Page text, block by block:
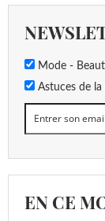
Mode -
Astuces de la
EN CE